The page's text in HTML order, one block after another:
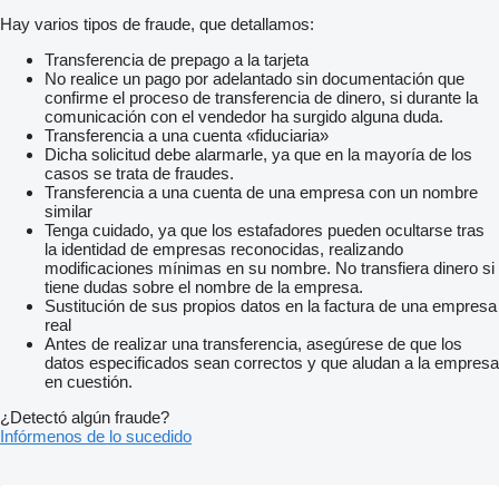
Hay varios tipos de fraude, que detallamos:
Transferencia de prepago a la tarjeta
No realice un pago por adelantado sin documentación que
confirme el proceso de transferencia de dinero, si durante la
comunicación con el vendedor ha surgido alguna duda.
Transferencia a una cuenta «fiduciaria»
Dicha solicitud debe alarmarle, ya que en la mayoría de los
casos se trata de fraudes.
Transferencia a una cuenta de una empresa con un nombre
similar
Tenga cuidado, ya que los estafadores pueden ocultarse tras
la identidad de empresas reconocidas, realizando
modificaciones mínimas en su nombre. No transfiera dinero si
tiene dudas sobre el nombre de la empresa.
Sustitución de sus propios datos en la factura de una empresa
real
Antes de realizar una transferencia, asegúrese de que los
datos especificados sean correctos y que aludan a la empresa
en cuestión.
¿Detectó algún fraude?
Infórmenos de lo sucedido